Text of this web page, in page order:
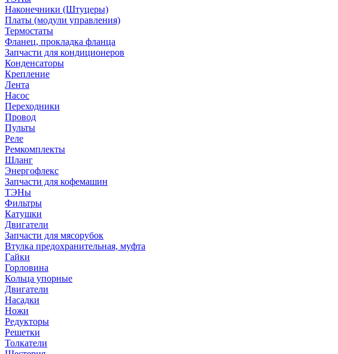
Наконечники (Штуцеры)
Платы (модули управления)
Термостаты
Фланец, прокладка фланца
Запчасти для кондиционеров
Конденсаторы
Крепление
Лента
Насос
Переходники
Провод
Пульты
Реле
Ремкомплекты
Шланг
Энергофлекс
Запчасти для кофемашин
ТЭНы
Фильтры
Катушки
Двигатели
Запчасти для мясорубок
Втулка предохранительная, муфта
Гайки
Горловина
Кольца упорные
Двигатели
Насадки
Ножи
Редукторы
Решетки
Толкатели